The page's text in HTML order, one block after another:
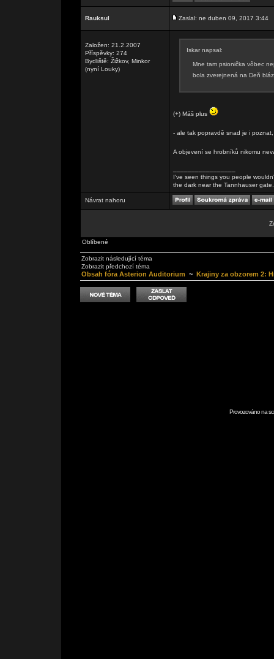
Rauksul Zaslal: ne duben 09, 2017 3:44
Založen: 21.2.2007
Příspěvky: 274
Bydliště: Žižkov, Minkor
(nyní Louky)
Iskar napsal:
Mne tam psionička vôbec
bola zverejnená na Deň
(+) Máš plus
- ale tak popravdě snad je i
A objevení se hrobníků nikomu
I've seen things you people
the dark near the Tannhauser
Návrat nahoru
Oblíbené
Zobrazit následující téma
Zobrazit předchozí téma
Obsah fóra Asterion Auditorium ~ Krajiny za obzorem 2:
Provozováno na